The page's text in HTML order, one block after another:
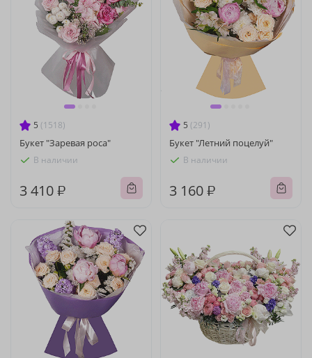
5 (1518)
Букет "Заревая роса"
В наличии
3 410 ₽
5 (291)
Букет "Летний поцелуй"
В наличии
3 160 ₽